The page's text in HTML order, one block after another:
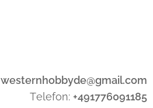
westernhobbyde@gmail.com
Telefon: +491776091185